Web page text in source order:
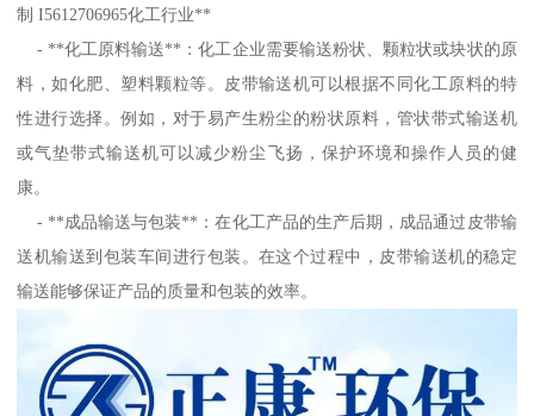
制 I5612706965化工行业**
- **化工原料输送**：化工企业需要输送粉状、颗粒状或块状的原
料，如化肥、塑料颗粒等。皮带输送机可以根据不同化工原料的特
性进行选择。例如，对于易产生粉尘的粉状原料，管状带式输送机
或气垫带式输送机可以减少粉尘飞扬，保护环境和操作人员的健
康。
- **成品输送与包装**：在化工产品的生产后期，成品通过皮带输
送机输送到包装车间进行包装。在这个过程中，皮带输送机的稳定
输送能够保证产品的质量和包装的效率。